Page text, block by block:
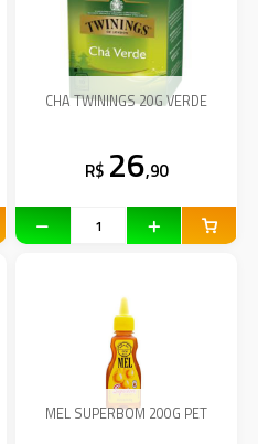
CHA TWININGS 20G VERDE
R$ 26,90
MEL SUPERBOM 200G PET